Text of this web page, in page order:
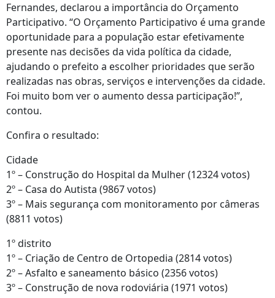
Fernandes, declarou a importância do Orçamento
Participativo. “O Orçamento Participativo é uma grande
oportunidade para a população estar efetivamente
presente nas decisões da vida política da cidade,
ajudando o prefeito a escolher prioridades que serão
realizadas nas obras, serviços e intervenções da cidade.
Foi muito bom ver o aumento dessa participação!”,
contou.
Confira o resultado:
Cidade
1º – Construção do Hospital da Mulher (12324 votos)
2º – Casa do Autista (9867 votos)
3º – Mais segurança com monitoramento por câmeras
(8811 votos)
1º distrito
1º – Criação de Centro de Ortopedia (2814 votos)
2º – Asfalto e saneamento básico (2356 votos)
3º – Construção de nova rodoviária (1971 votos)